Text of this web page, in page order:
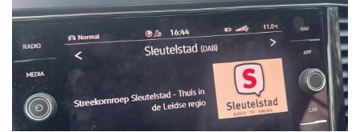
22.00 - 23.00 uur
Vorig uur
uur 1 van 0 Volgend uur